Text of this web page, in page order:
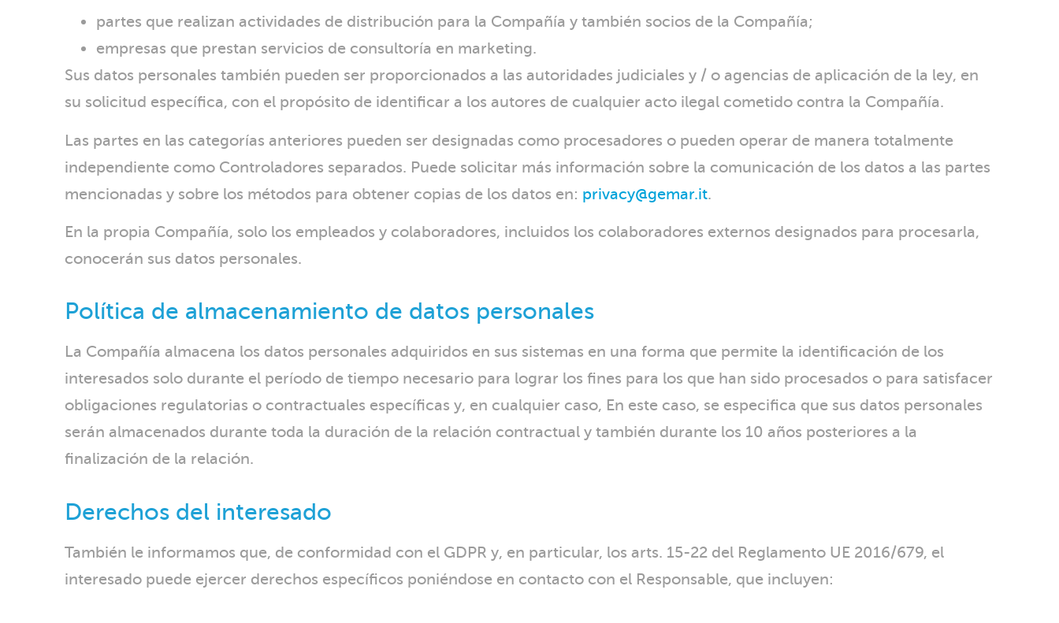
partes que realizan actividades de distribución para la Compañía y también socios de la Compañía;
empresas que prestan servicios de consultoría en marketing.
Sus datos personales también pueden ser proporcionados a las autoridades judiciales y / o agencias de aplicación de la ley, en
su solicitud específica, con el propósito de identificar a los autores de cualquier acto ilegal cometido contra la Compañía.
Las partes en las categorías anteriores pueden ser designadas como procesadores o pueden operar de manera totalmente
independiente como Controladores separados. Puede solicitar más información sobre la comunicación de los datos a las partes
mencionadas y sobre los métodos para obtener copias de los datos en: privacy@gemar.it.
En la propia Compañía, solo los empleados y colaboradores, incluidos los colaboradores externos designados para procesarla,
conocerán sus datos personales.
Política de almacenamiento de datos personales
La Compañía almacena los datos personales adquiridos en sus sistemas en una forma que permite la identificación de los
interesados solo durante el período de tiempo necesario para lograr los fines para los que han sido procesados o para satisfacer
obligaciones regulatorias o contractuales específicas y, en cualquier caso, En este caso, se especifica que sus datos personales
serán almacenados durante toda la duración de la relación contractual y también durante los 10 años posteriores a la
finalización de la relación.
Derechos del interesado
También le informamos que, de conformidad con el GDPR y, en particular, los arts. 15-22 del Reglamento UE 2016/679, el
interesado puede ejercer derechos específicos poniéndose en contacto con el Responsable, que incluyen: